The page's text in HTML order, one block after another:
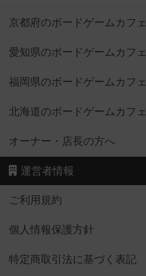
京都府のボードゲームカフェ
愛知県のボードゲームカフェ
福岡県のボードゲームカフェ
北海道のボードゲームカフェ
オーナー・店長の方へ
運営者情報
ご利用規約
個人情報保護方針
特定商取引法に基づく表記